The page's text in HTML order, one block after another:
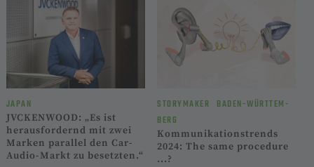
JAPAN
JVCKENWOOD: „Es ist
herausfordernd mit zwei
Marken parallel den Car-
Audio-Markt zu besetzten.“
STORYMAKER BADEN-WÜRTTEM­
BERG
Kommunikationstrends
2024: The same procedure
...?